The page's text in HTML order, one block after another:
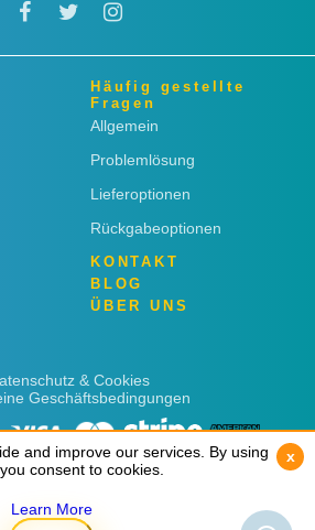
Häufig gestellte
Fragen
Allgemein
Problemlösung
Lieferoptionen
Rückgabeoptionen
KONTAKT
BLOG
ÜBER UNS
& Cookies
Geschäftsbedingungen
and improve our services. By using
consent to cookies.
Learn More
x
and improve our services. By using
consent to cookies.
Learn More
x